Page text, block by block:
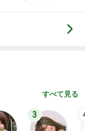
すべて見る
3